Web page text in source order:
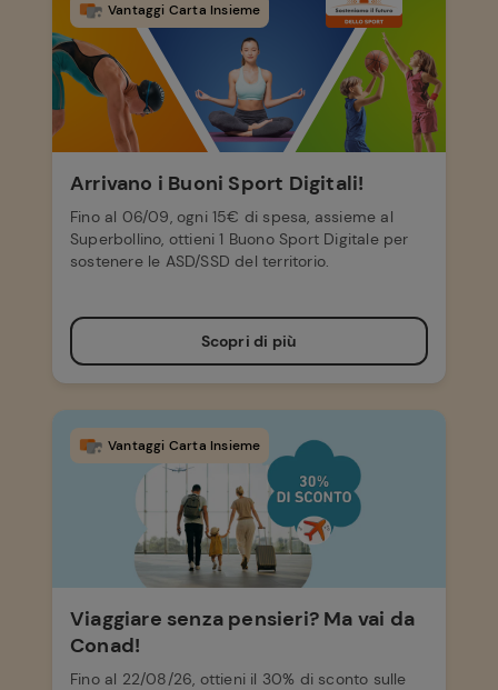
Vantaggi Carta Insieme
Arrivano i Buoni Sport Digitali!
Fino al 06/09, ogni 15€ di spesa, assieme al
Superbollino, ottieni 1 Buono Sport Digitale per
sostenere le ASD/SSD del territorio.
Scopri di più
Vantaggi Carta Insieme
Viaggiare senza pensieri? Ma vai da
Conad!
Fino al 22/08/26, ottieni il 30% di sconto sulle